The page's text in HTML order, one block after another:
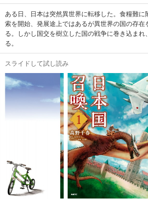
ある日、日本は突然異世界に転移した。食糧難
索を開始、発展途上ではあるが異世界の国の存在
る。しかし国交を樹立した国の戦争に巻き込まれ
る。
スライドして試し読み